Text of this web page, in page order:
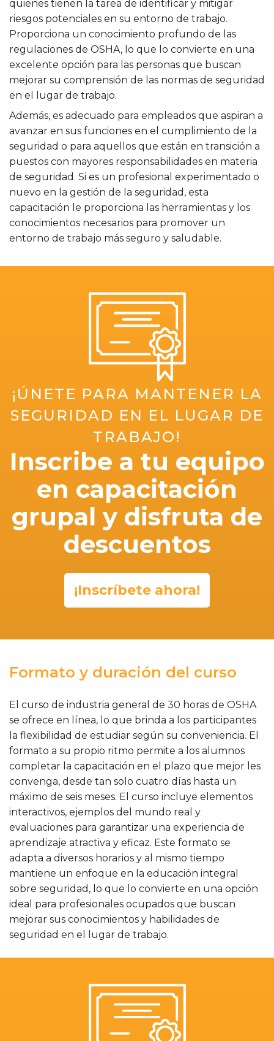
quienes tienen la tarea de identificar y mitigar
riesgos potenciales en su entorno de trabajo.
Proporciona un conocimiento profundo de las
regulaciones de OSHA, lo que lo convierte en una
excelente opción para las personas que buscan
mejorar su comprensión de las normas de seguridad
en el lugar de trabajo.
Además, es adecuado para empleados que aspiran a
avanzar en sus funciones en el cumplimiento de la
seguridad o para aquellos que están en transición a
puestos con mayores responsabilidades en materia
de seguridad. Si es un profesional experimentado o
nuevo en la gestión de la seguridad, esta
capacitación le proporciona las herramientas y los
conocimientos necesarios para promover un
entorno de trabajo más seguro y saludable.
¡ÚNETE PARA MANTENER LA
SEGURIDAD EN EL LUGAR DE
TRABAJO!
Inscribe a tu equipo
en capacitación
grupal y disfruta de
descuentos
¡Inscríbete ahora!
Formato y duración del curso
El curso de industria general de 30 horas de OSHA
se ofrece en línea, lo que brinda a los participantes
la flexibilidad de estudiar según su conveniencia. El
formato a su propio ritmo permite a los alumnos
completar la capacitación en el plazo que mejor les
convenga, desde tan solo cuatro días hasta un
máximo de seis meses. El curso incluye elementos
interactivos, ejemplos del mundo real y
evaluaciones para garantizar una experiencia de
aprendizaje atractiva y eficaz. Este formato se
adapta a diversos horarios y al mismo tiempo
mantiene un enfoque en la educación integral
sobre seguridad, lo que lo convierte en una opción
ideal para profesionales ocupados que buscan
mejorar sus conocimientos y habilidades de
seguridad en el lugar de trabajo.